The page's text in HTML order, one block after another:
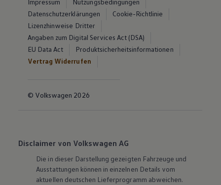
Impressum
Nutzungsbedingungen
Datenschutzerklärungen
Cookie-Richtlinie
Lizenzhinweise Dritter
Angaben zum Digital Services Act (DSA)
EU Data Act
Produktsicherheitsinformationen
Vertrag Widerrufen
© Volkswagen 2026
Disclaimer von Volkswagen AG
Die in dieser Darstellung gezeigten Fahrzeuge und
Ausstattungen können in einzelnen Details vom
aktuellen deutschen Lieferprogramm abweichen.